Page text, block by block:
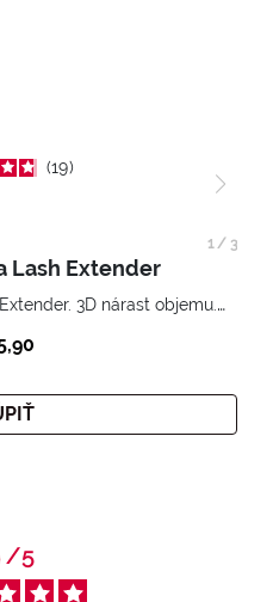
19
Lash Extender
Riasenka Pupa v prevedení Extender. 3D nárast objemu. Nekonečne zhutnené a nadvihnuté riasy.
1/ 3
/5